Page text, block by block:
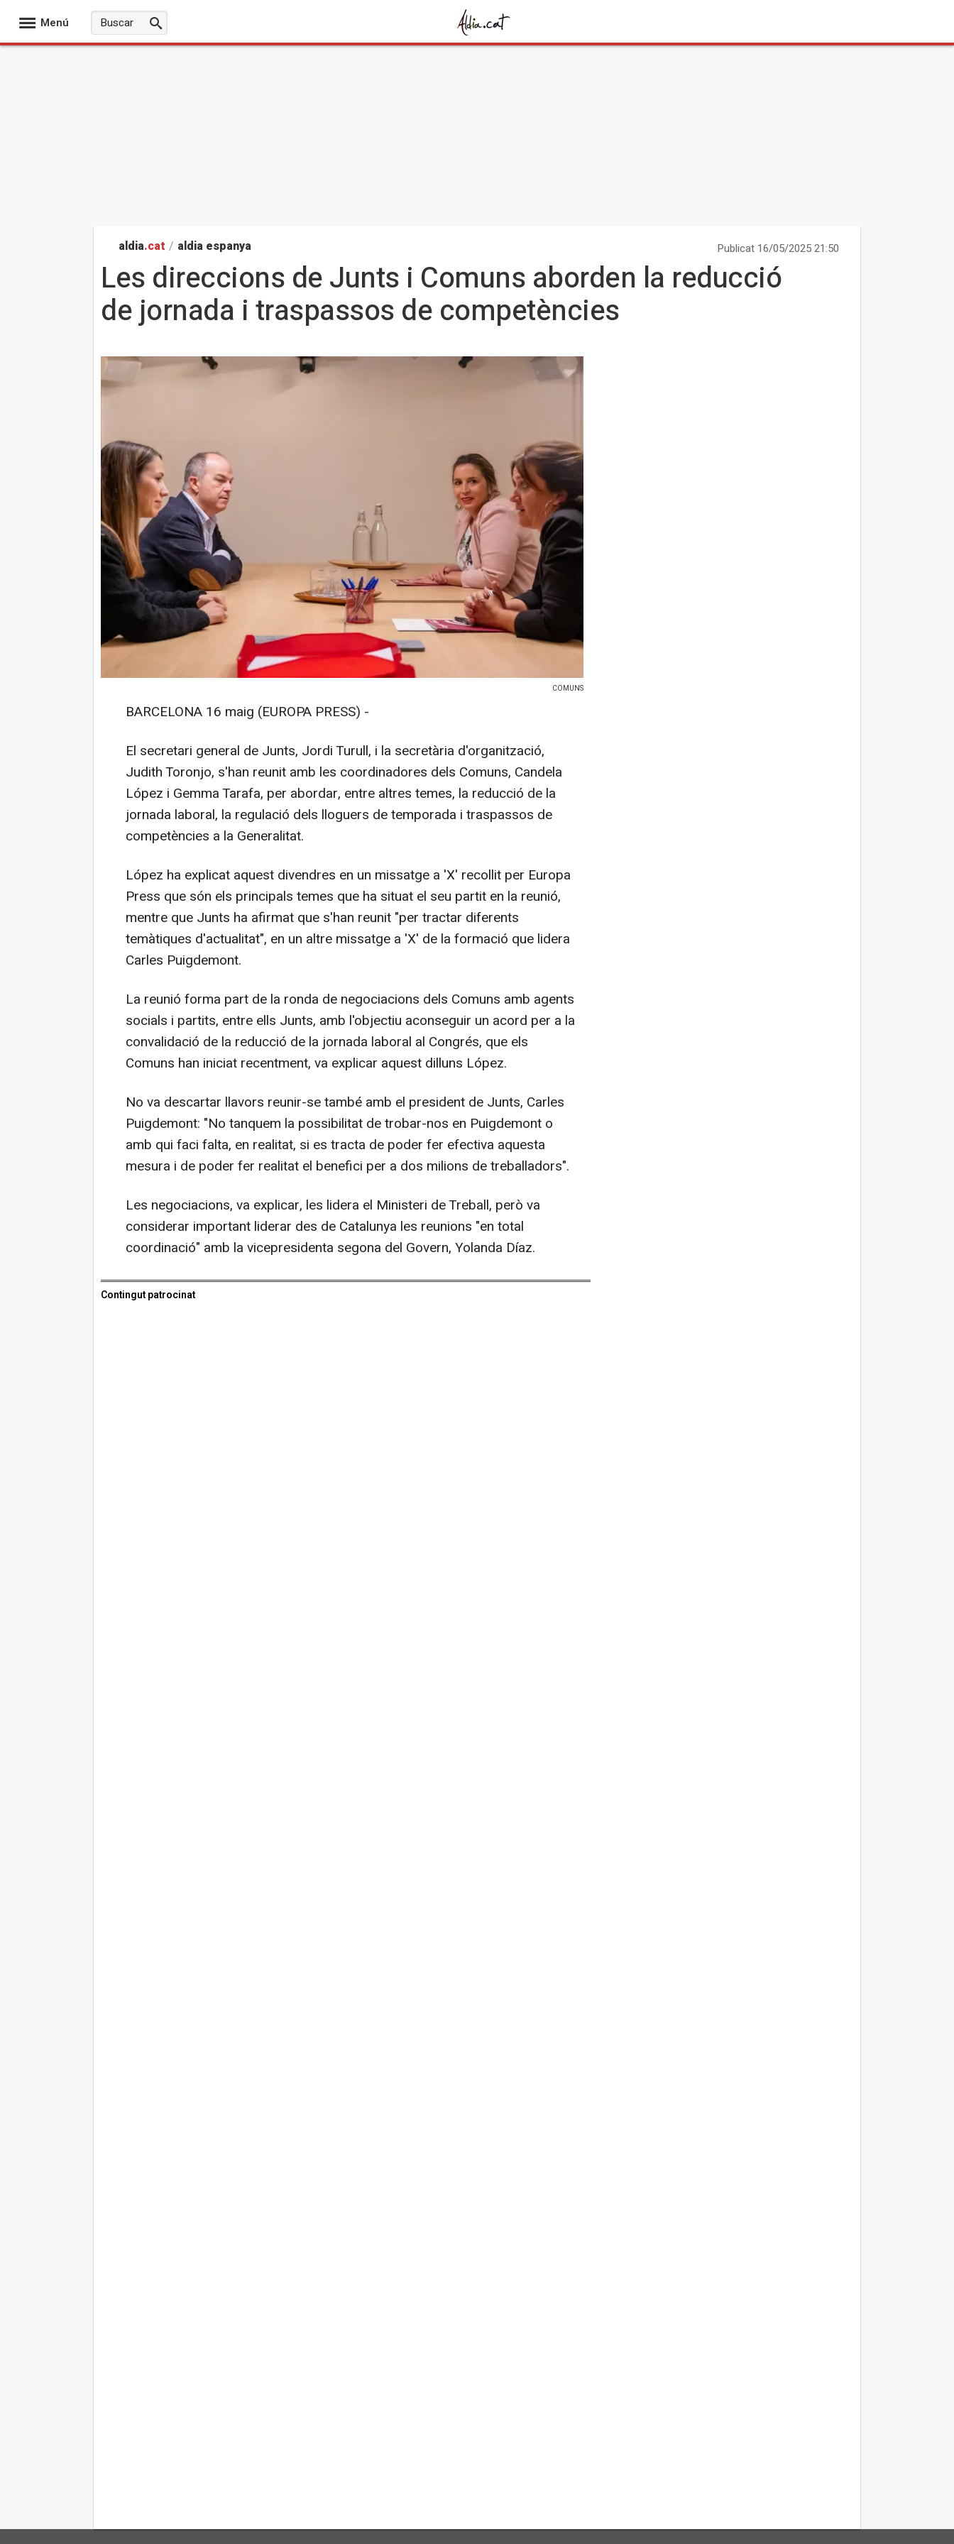
Menú
aldia.cat / aldia espanya Publicat 16/05/2025 21:50
Les direccions de Junts i Comuns aborden la reducció
de jornada i traspassos de competències
COMUNS
BARCELONA 16 maig (EUROPA PRESS) -
El secretari general de Junts, Jordi Turull, i la secretària d'organització,
Judith Toronjo, s'han reunit amb les coordinadores dels Comuns, Candela
López i Gemma Tarafa, per abordar, entre altres temes, la reducció de la
jornada laboral, la regulació dels lloguers de temporada i traspassos de
competències a la Generalitat.
López ha explicat aquest divendres en un missatge a 'X' recollit per Europa
Press que són els principals temes que ha situat el seu partit en la reunió,
mentre que Junts ha afirmat que s'han reunit "per tractar diferents
temàtiques d'actualitat", en un altre missatge a 'X' de la formació que lidera
Carles Puigdemont.
La reunió forma part de la ronda de negociacions dels Comuns amb agents
socials i partits, entre ells Junts, amb l'objectiu aconseguir un acord per a la
convalidació de la reducció de la jornada laboral al Congrés, que els
Comuns han iniciat recentment, va explicar aquest dilluns López.
No va descartar llavors reunir-se també amb el president de Junts, Carles
Puigdemont: "No tanquem la possibilitat de trobar-nos en Puigdemont o
amb qui faci falta, en realitat, si es tracta de poder fer efectiva aquesta
mesura i de poder fer realitat el benefici per a dos milions de treballadors".
Les negociacions, va explicar, les lidera el Ministeri de Treball, però va
considerar important liderar des de Catalunya les reunions "en total
coordinació" amb la vicepresidenta segona del Govern, Yolanda Díaz.
Contingut patrocinat